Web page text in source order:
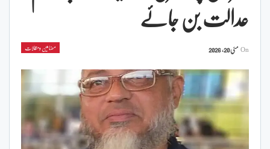
عدالت بن جائے
مضامین ومقالات Onمئی 20, 2026